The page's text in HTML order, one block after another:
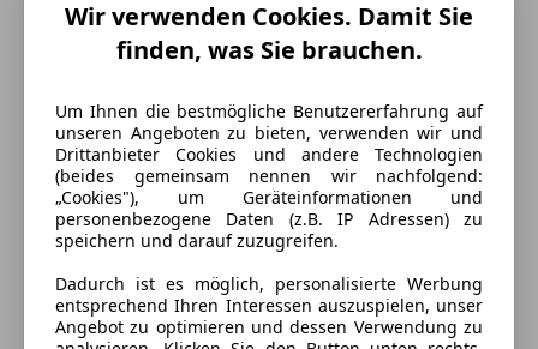
Hubraum
1 308 cm³
Zylinder
2
Wir verwenden Cookies. Damit Sie
finden, was Sie brauchen.
Um Ihnen die bestmögliche Benutzererfahrung auf
unseren Angeboten zu bieten, verwenden wir und
Drittanbieter Cookies und andere Technologien
(beides gemeinsam nennen wir nachfolgend:
„Cookies"), um Geräteinformationen und
personenbezogene Daten (z.B. IP Adressen) zu
speichern und darauf zuzugreifen.
Dadurch ist es möglich, personalisierte Werbung
entsprechend Ihren Interessen auszuspielen, unser
Angebot zu optimieren und dessen Verwendung zu